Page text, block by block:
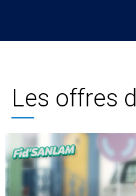
Les offres